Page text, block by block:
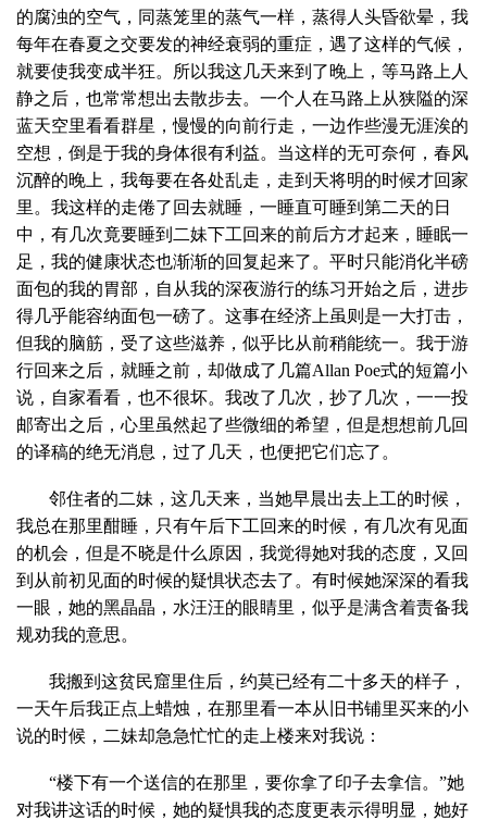
的腐浊的空气，同蒸笼里的蒸气一样，蒸得人头昏欲晕，我
每年在春夏之交要发的神经衰弱的重症，遇了这样的气候，
就要使我变成半狂。所以我这几天来到了晚上，等马路上人
静之后，也常常想出去散步去。一个人在马路上从狭隘的深
蓝天空里看看群星，慢慢的向前行走，一边作些漫无涯涘的
空想，倒是于我的身体很有利益。当这样的无可奈何，春风
沉醉的晚上，我每要在各处乱走，走到天将明的时候才回家
里。我这样的走倦了回去就睡，一睡直可睡到第二天的日
中，有几次竟要睡到二妹下工回来的前后方才起来，睡眠一
足，我的健康状态也渐渐的回复起来了。平时只能消化半磅
面包的我的胃部，自从我的深夜游行的练习开始之后，进步
得几乎能容纳面包一磅了。这事在经济上虽则是一大打击，
但我的脑筋，受了这些滋养，似乎比从前稍能统一。我于游
行回来之后，就睡之前，却做成了几篇Allan Poe式的短篇小
说，自家看看，也不很坏。我改了几次，抄了几次，一一投
邮寄出之后，心里虽然起了些微细的希望，但是想想前几回
的译稿的绝无消息，过了几天，也便把它们忘了。
邻住者的二妹，这几天来，当她早晨出去上工的时候，
我总在那里酣睡，只有午后下工回来的时候，有几次有见面
的机会，但是不晓是什么原因，我觉得她对我的态度，又回
到从前初见面的时候的疑惧状态去了。有时候她深深的看我
一眼，她的黑晶晶，水汪汪的眼睛里，似乎是满含着责备我
规劝我的意思。
我搬到这贫民窟里住后，约莫已经有二十多天的样子，
一天午后我正点上蜡烛，在那里看一本从旧书铺里买来的小
说的时候，二妹却急急忙忙的走上楼来对我说：
“楼下有一个送信的在那里，要你拿了印子去拿信。”她
对我讲这话的时候，她的疑惧我的态度更表示得明显，她好